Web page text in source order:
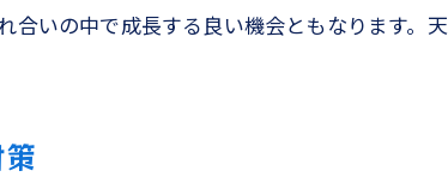
合いの中で成長する良い機会ともなります。